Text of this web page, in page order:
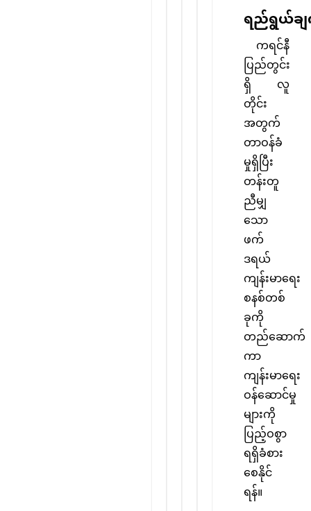
ရည်ရွယ်ခ
ကရင်နီ
ပြည်တွင်း
ရှိ လူ
တိုင်း
အတွက်
တာဝန်ခံ
မှုရှိပြီး
တန်းတူ
ညီမျှ
သော
ဖက်
ဒရယ်
ကျန်းမာရေး
စနစ်တစ်
ခုကို
တည်ဆောက်
ကာ
ကျန်းမာရေး
ဝန်ဆောင်မှု
များကို
ပြည့်ဝစွာ
ရရှိခံစား
စေနိုင်
ရန်။